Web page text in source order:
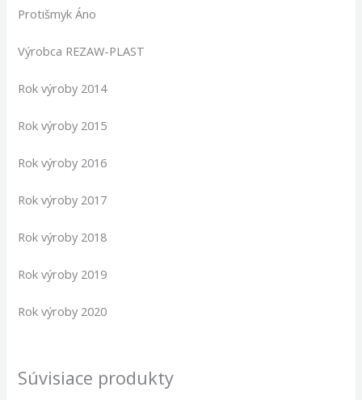
Protišmyk Áno
Výrobca REZAW-PLAST
Rok výroby 2014
Rok výroby 2015
Rok výroby 2016
Rok výroby 2017
Rok výroby 2018
Rok výroby 2019
Rok výroby 2020
Súvisiace produkty